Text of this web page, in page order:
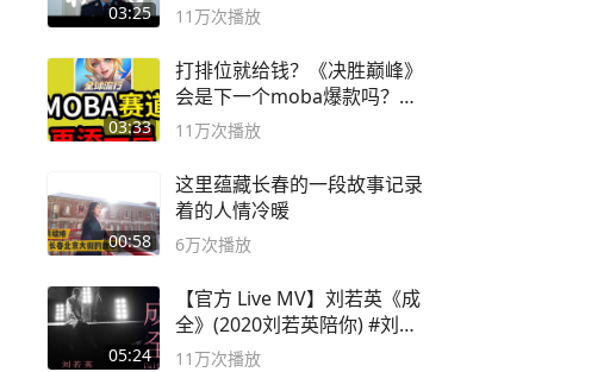
03:25 11万次播放
03:33
打排位就给钱？《决胜巅峰》
会是下一个moba爆款吗？#
决胜巅峰
11万次播放
00:58
这里蕴藏长春的一段故事记录
着的人情冷暖
6万次播放
05:24
【官方 Live MV】刘若英《成
全》(2020刘若英陪你) #刘若
英 #成全
11万次播放